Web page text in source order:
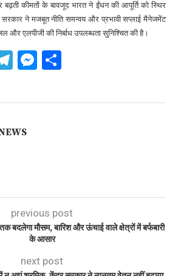
कीमतों के बावजूद भारत ने ईंधन की आपूर्ति को स्थिर
सरकार ने मजबूत नीति समन्वय और प्रभावी सप्लाई मैनेजमेंट
और एलपीजी की निर्बाध उपलब्धता सुनिश्चित की है।
Telegram
Messenger
previous post
बदलेगा मौसम, बारिश और ऊंचाई वाले क्षेत्रों में बर्फबारी
के आसार
next post